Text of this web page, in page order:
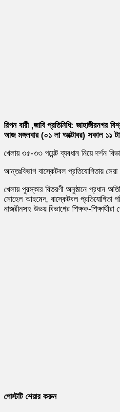
রিপন বারী ,জাবি প্রতিনিধি: জাহাঙ্গীরনগর
আজ মঙ্গলবার (০১ লা অক্টোবর) সকাল ১১
খেলায় ৩৫-৩৩ পয়েন্ট ব্যবধান নিয়ে দর্শন
আন্তঃবিভাগ বাস্কেটবল প্রতিযোগিতায়
খেলায় পুরস্কার বিতরণী অনুষ্ঠানে প্রধান
সোহেল আহমেদ, বাস্কেটবল প্রতিযোগিতা
নাজরীনসহ উভয় বিভাগের শিক্ষক-
পোস্টটি শেয়ার করুন